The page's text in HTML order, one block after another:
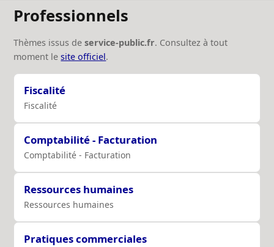
Professionnels
Thèmes issus deservice-public.fr. Consultez à tout
moment lesite officiel.
Fiscalité
Fiscalité
Comptabilité - Facturation
Comptabilité - Facturation
Ressources humaines
Ressources humaines
Pratiques commerciales